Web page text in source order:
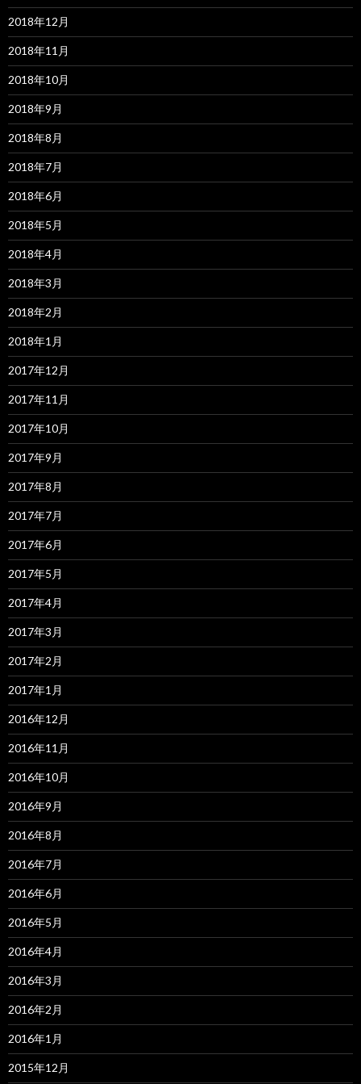
2018年12月
2018年11月
2018年10月
2018年9月
2018年8月
2018年7月
2018年6月
2018年5月
2018年4月
2018年3月
2018年2月
2018年1月
2017年12月
2017年11月
2017年10月
2017年9月
2017年8月
2017年7月
2017年6月
2017年5月
2017年4月
2017年3月
2017年2月
2017年1月
2016年12月
2016年11月
2016年10月
2016年9月
2016年8月
2016年7月
2016年6月
2016年5月
2016年4月
2016年3月
2016年2月
2016年1月
2015年12月